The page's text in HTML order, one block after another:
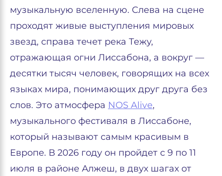
музыкальную вселенную. Слева на сцене
проходят живые выступления мировых
звезд, справа течет река Тежу,
отражающая огни Лиссабона, а вокруг —
десятки тысяч человек, говорящих на всех
языках мира, понимающих друг друга без
слов. Это атмосфера NOS Alive,
музыкального фестиваля в Лиссабоне,
который называют самым красивым в
Европе. В 2026 году он пройдет с 9 по 11
июля в районе Алжеш, в двух шагах от